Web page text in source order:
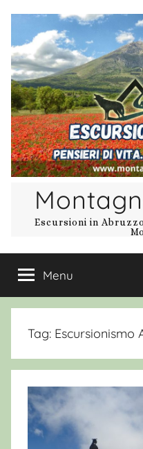
contenuto
Escursioni in
Menu
Tag: Escursionismo